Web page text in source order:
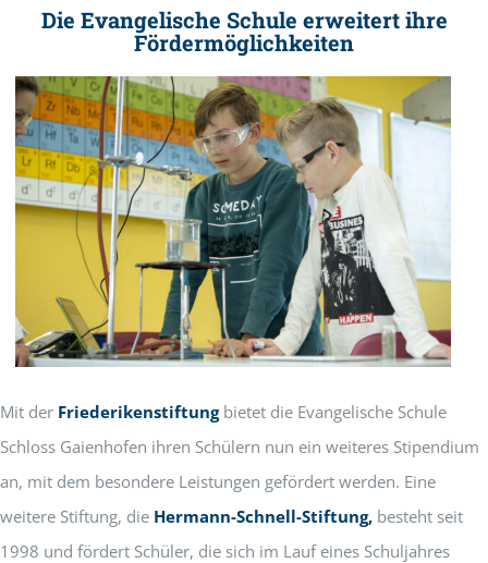
Die Evangelische Schule erweitert ihre
Fördermöglichkeiten
Mit der Friederikenstiftungbietet die Evangelische Schule
Schloss Gaienhofen ihren Schülern nun ein weiteres Stipendium
an, mit dem besondere Leistungen gefördert werden. Eine
weitere Stiftung, die Hermann-Schnell-Stiftung,besteht seit
1998 und fördert Schüler, die sich im Lauf eines Schuljahres